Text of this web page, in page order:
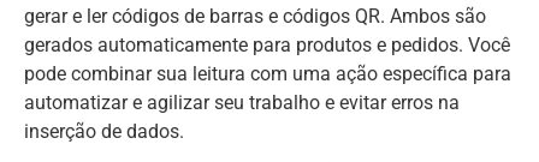
gerar e ler códigos de barras e códigos QR. Ambos são
gerados automaticamente para produtos e pedidos. Você
pode combinar sua leitura com uma ação específica para
automatizar e agilizar seu trabalho e evitar erros na
inserção de dados.